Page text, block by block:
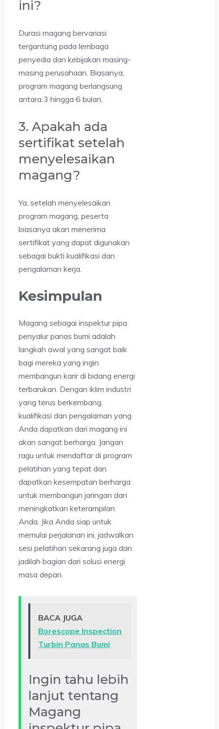
ini?
Durasi magang bervariasi
tergantung pada lembaga
penyedia dan kebijakan masing-
masing perusahaan. Biasanya,
program magang berlangsung
antara 3 hingga 6 bulan.
3. Apakah ada
sertifikat setelah
menyelesaikan
magang?
Ya, setelah menyelesaikan
program magang, peserta
biasanya akan menerima
sertifikat yang dapat digunakan
sebagai bukti kualifikasi dan
pengalaman kerja.
Kesimpulan
Magang sebagai inspektur pipa
penyalur panas bumi adalah
langkah awal yang sangat baik
bagi mereka yang ingin
membangun karir di bidang energi
terbarukan. Dengan iklim industri
yang terus berkembang,
kualifikasi dan pengalaman yang
Anda dapatkan dari magang ini
akan sangat berharga. Jangan
ragu untuk mendaftar di program
pelatihan yang tepat dan
dapatkan kesempatan berharga
untuk membangun jaringan dan
meningkatkan keterampilan
Anda. Jika Anda siap untuk
memulai perjalanan ini, jadwalkan
sesi pelatihan sekarang juga dan
jadilah bagian dari solusi energi
masa depan.
BACA JUGA
Borescope Inspection
Turbin Panas Bumi
Ingin tahu lebih
lanjut tentang
Magang